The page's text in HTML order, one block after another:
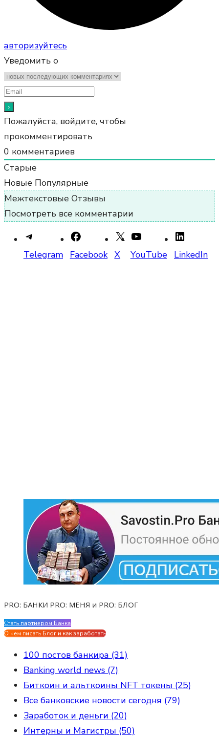
авторизуйтесь
Уведомить о
Пожалуйста, войдите, чтобы
прокомментировать
0 комментариев
Старые
Новые Популярные
Межтекстовые Отзывы
Посмотреть все комментарии
Telegram Facebook X YouTube LinkedIn
PRO: БАНКИ PRO: МЕНЯ и PRO: БЛОГ
Стать партнером Банка
О чем писать Блог и как заработать
100 постов банкира (31)
Banking world news (7)
Биткоин и альткоины NFT токены (25)
Все банковские новости сегодня (79)
Заработок и деньги (20)
Интерны и Магистры (50)